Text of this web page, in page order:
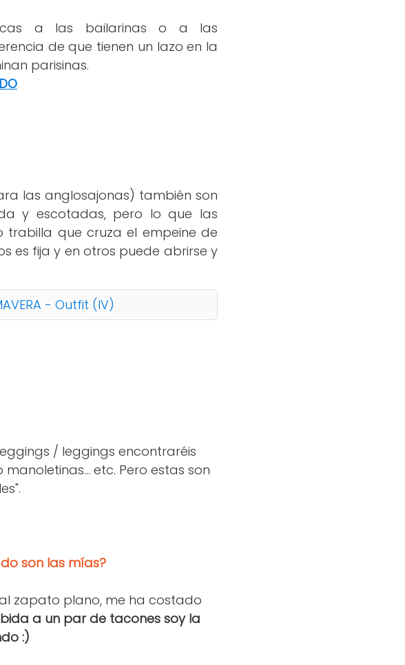
a las bailarinas o a las
de que tienen un lazo en la
parisinas.
las anglosajonas) también son
y escotadas, pero lo que las
que cruza el empeine de
es fija y en otros puede abrirse y
- Outfit (IV)
/ leggings encontraréis
etc. Pero estas son
son las mías?
zapato plano, me ha costado
a un par de tacones soy la
:)